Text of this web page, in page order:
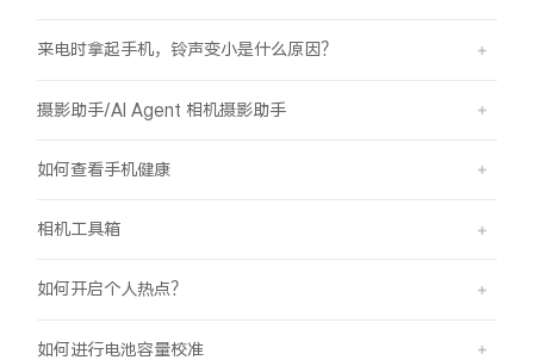
来电时拿起手机，铃声变小是什么原因？
摄影助手/AI Agent 相机摄影助手
如何查看手机健康
相机工具箱
如何开启个人热点？
如何进行电池容量校准